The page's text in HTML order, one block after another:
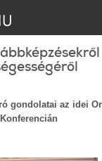
gondolatai az idei